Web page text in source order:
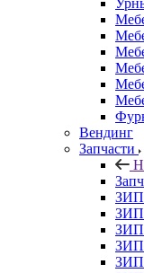
Вендинг
Запчасти